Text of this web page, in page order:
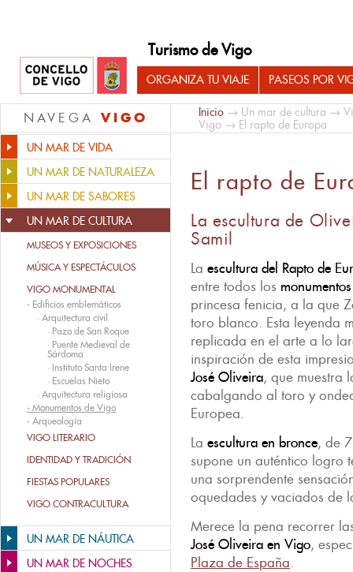
Turismo de Vigo
ORGANIZA TU VIAJE PASEOS POR
NAVEGA VIGO
UN MAR DE VIDA
UN MAR DE NATURALEZA
UN MAR DE SABORES
UN MAR DE CULTURA
MUSEOS Y EXPOSICIONES
MÚSICA Y ESPECTÁCULOS
VIGO MONUMENTAL
- Edificios emblemáticos
· Arquitectura civil
· Pazo de San Roque
· Puente Medieval de
Sárdoma
· Instituto Santa Irene
· Escuelas Nieto
· Arquitectura religiosa
- Monumentos de Vigo
- Arqueología
VIGO LITERARIO
IDENTIDAD Y TRADICIÓN
FIESTAS POPULARES
VIGO CONTRACULTURA
UN MAR DE NÁUTICA
UN MAR DE NOCHES
Inicio → Un mar de cultura →
Vigo → El rapto de Europa
El rapto de
La escultura de
Samil
La escultura del Rapto de
entre todos los
princesa fenicia, a la que
toro blanco. Esta leyenda
replicada en el arte a lo
inspiración de esta
José Oliveira, que muestra
cabalgando al toro y
Europea.
La escultura en bronce, de
supone un auténtico logro
una sorprendente
oquedades y vaciados de
Merece la pena recorrer
José Oliveira en Vigo,
Plaza de España.